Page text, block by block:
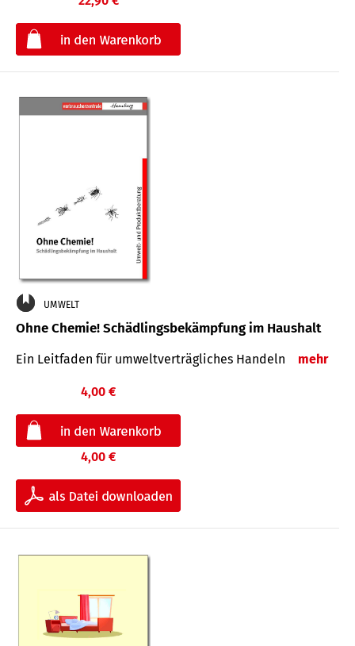
UMWELT
Ohne Chemie! Schädlingsbekämpfung im Haushalt
Ein Leitfaden für um­welt­ver­träg­liches Han­deln mehr
4,00 €
4,00 €